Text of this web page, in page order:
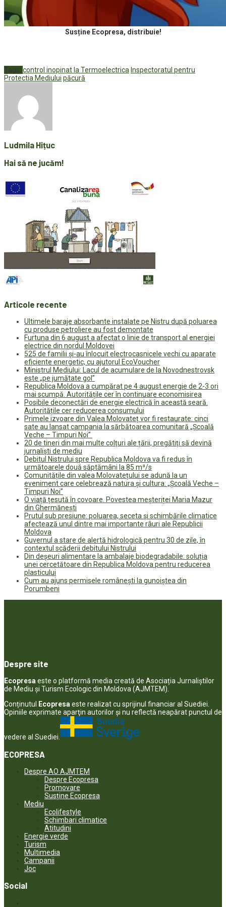
Susține Ecopresa, distribuie!
Tags: control inopinat la Termoelectrica Inspectoratul pentru
Protectia Mediului păcură
Ludmila Hițuc
Hai să ne jucăm!
Articole recente
Ultimele baraje absorbante instalate pe Nistru după poluarea
cu produse petroliere au fost demontate
Furtuna din 6 august a afectat o linie de transport al energiei
electrice din nordul Moldovei
525 de familii și-au înlocuit electrocasnicele vechi cu aparate
eficiente energetic, cu ajutorul EcoVoucher
Ministrul Mediului: Lacul de acumulare de la Novodnestrovsk
este „pe jumătate gol”
Republica Moldova a cumpărat pe 4 august energie de 2-3 ori
mai scumpă. Autoritățile cer în continuare economisirea
Posibile deconectări de energie electrică în această seară.
Autoritățile cer reducerea consumului
Primele izvoare din Valea Molovateț vor fi restaurate: cinci
sate au lansat campania la sărbătoarea comunitară „Școală
Veche – Timpuri Noi”
20 de tineri din mai multe colțuri ale țării, pregătiți să devină
jurnaliști de mediu
Debitul Nistrului spre Republica Moldova va fi redus în
următoarele două săptămâni la 85 m³/s
Comunitățile din valea Molovatețului se adună la un
eveniment care celebrează natura și cultura: „Școală Veche –
Timpuri Noi”
O viață țesută în covoare. Povestea meșteriței Maria Mazur
din Ghermănești
Prutul sub presiune: poluarea, seceta și schimbările climatice
afectează unul dintre mai importante râuri ale Republicii
Moldova
Guvernul a stare de alertă hidrologică pentru 30 de zile, în
contextul scăderii debitului Nistrului
Din deșeuri alimentare la ambalaje biodegradabile: soluția
unei cercetătoare din Republica Moldova pentru reducerea
plasticului
Cum au ajuns permisele românești la gunoiștea din
Porumbeni
Despre site
Ecopresa este o platformă media creată de Asociația Jurnaliștilor
de Mediu și Turism Ecologic din Moldova (AJMTEM).
Conținutul
Ecopresa este realizat cu sprijinul financiar al Suediei.
Opiniile exprimate aparţin autorilor şi nu reflectă neapărat punctul de
vedere al Suediei.
ECOPRESA
Despre AO AJMTEM
Despre Ecopresa
Promovare
Susține Ecopresa
Mediu
Ecolifestyle
Schimbari climatice
Atitudini
Energie verde
Turism
Multimedia
Campanii
Joc
Social